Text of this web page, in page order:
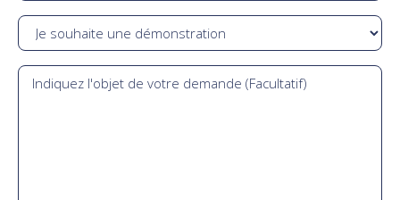
(Nécessaire)
Objet
Message